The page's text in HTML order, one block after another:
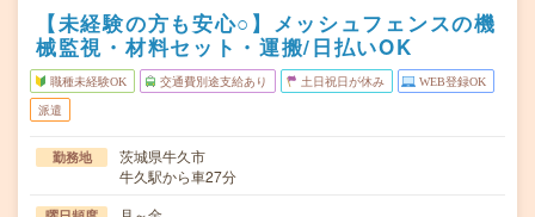
【未経験の方も安心○】メッシュフェンスの機
械監視・材料セット・運搬/日払いOK
職種未経験OK 交通費別途支給あり 土日祝日が休み WEB登録OK
派遣
勤務地
茨城県牛久市
牛久駅から車27分